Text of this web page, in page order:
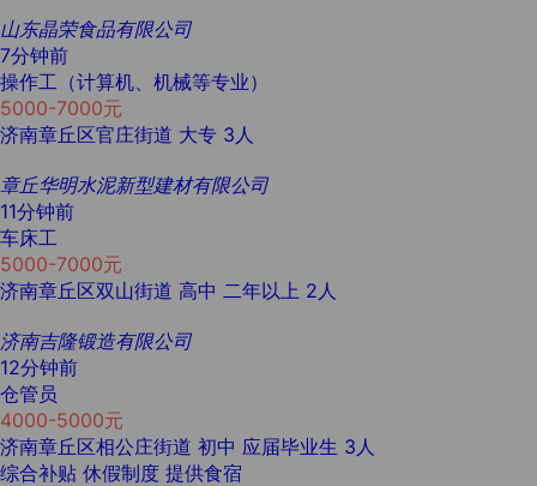
山东晶荣食品有限公司
7分钟前
操作工（计算机、机械等专业）
5000-7000元
济南章丘区官庄街道 大专 3人
章丘华明水泥新型建材有限公司
11分钟前
车床工
5000-7000元
济南章丘区双山街道 高中 二年以上 2人
济南吉隆锻造有限公司
12分钟前
仓管员
4000-5000元
济南章丘区相公庄街道 初中 应届毕业生 3人
综合补贴 休假制度 提供食宿